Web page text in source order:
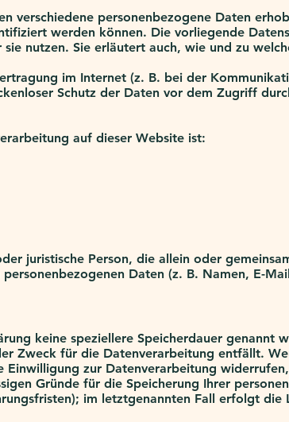
verschiedene personenbezogene Daten
werden können. Die vorliegende
nutzen. Sie erläutert auch, wie und zu
im Internet (z. B. bei der
Schutz der Daten vor dem Zugriff
auf dieser Website ist:
juristische Person, die allein oder
Daten (z. B. Namen, E-
keine speziellere Speicherdauer genannt
Zweck für die Datenverarbeitung entfällt.
Einwilligung zur Datenverarbeitung
Gründe für die Speicherung Ihrer
im letztgenannten Fall erfolgt die